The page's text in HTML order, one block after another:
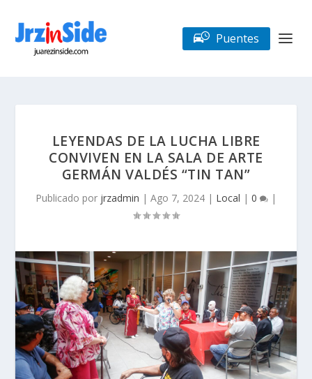
Puentes
LEYENDAS DE LA LUCHA LIBRE
CONVIVEN EN LA SALA DE ARTE
GERMÁN VALDÉS “TIN TAN”
Publicado por jrzadmin | Ago 7, 2024 | Local | 0 |